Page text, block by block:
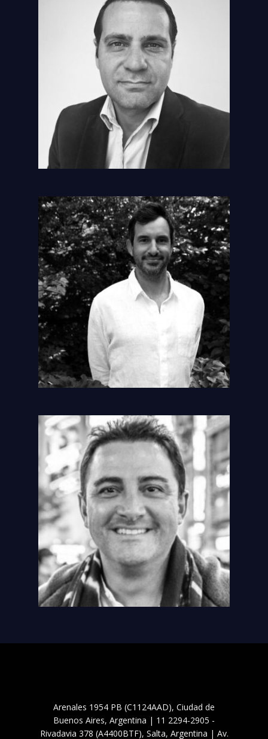
Arenales 1954 PB (C1124AAD), Ciudad de
Buenos Aires, Argentina | 11 2294-2905 -
Rivadavia 378 (A4400BTF), Salta, Argentina | Av.